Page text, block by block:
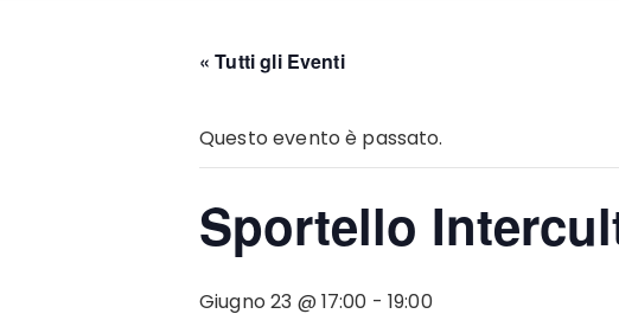
« Tutti gli Eventi
Questo evento è passato.
Sportello
Giugno 23 @ 17:00 -19:00